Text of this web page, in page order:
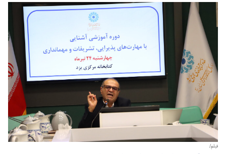
فیلم/